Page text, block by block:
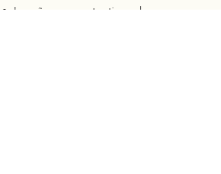
Imersão com escuta ativa real;